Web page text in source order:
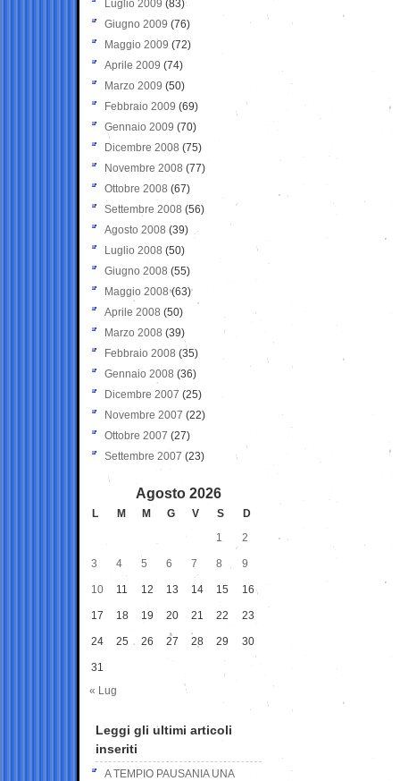
Luglio 2009 (83)
Giugno 2009 (76)
Maggio 2009 (72)
Aprile 2009 (74)
Marzo 2009 (50)
Febbraio 2009 (69)
Gennaio 2009 (70)
Dicembre 2008 (75)
Novembre 2008 (77)
Ottobre 2008 (67)
Settembre 2008 (56)
Agosto 2008 (39)
Luglio 2008 (50)
Giugno 2008 (55)
Maggio 2008(63)
Aprile 2008 (50)
Marzo 2008 (39)
Febbraio 2008 (35)
Gennaio 2008 (36)
Dicembre 2007 (25)
Novembre 2007 (22)
Ottobre 2007 (27)
Settembre 2007 (23)
Agosto 2026
L M M G V S
D
1
2
3 4 5 6 7 8 9
10 11 12 13 14 15 16
17 18 19 20 21 22 23
24 25 26 27 28 29 30
31
« Lug
Leggi gli ultimi articoli
inseriti
A TEMPIO PAUSANIA UNA